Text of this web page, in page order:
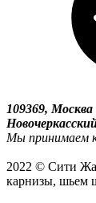
109369, Москва
Мы принимаем
2022 © Сити
карнизы, шьем